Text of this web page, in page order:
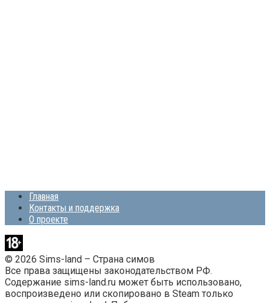
Главная
Контакты и поддержка
О проекте
© 2026 Sims-land – Страна симов
Все права защищены законодательством РФ.
Содержание sims-land.ru может быть использовано,
воспроизведено или скопировано в Steam только